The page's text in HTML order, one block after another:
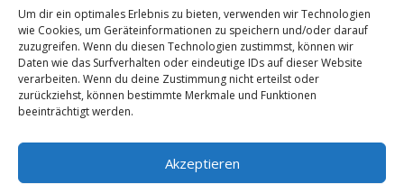
Um dir ein optimales Erlebnis zu bieten, verwenden wir Technologien
wie Cookies, um Geräteinformationen zu speichern und/oder darauf
zuzugreifen. Wenn du diesen Technologien zustimmst, können wir
Daten wie das Surfverhalten oder eindeutige IDs auf dieser Website
verarbeiten. Wenn du deine Zustimmung nicht erteilst oder
zurückziehst, können bestimmte Merkmale und Funktionen
beeinträchtigt werden.
Akzeptieren
Serverausfälleoder überlangsame
Ladezeiten. Deswegen habe ich im Mai 2016
angefangen, die bekanntesten Webhoster
systematisch zu testen und deren
Erreichbarkeit und Ladezeit für eine typische
Website basierend auf dem beliebten CMS-
System WordPress zu protokollieren. Auf
WebhosterWissen.de werte ich diese